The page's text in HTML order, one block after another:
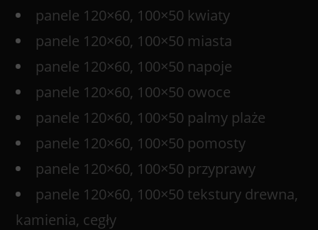
panele 120×60, 100×50 kwiaty
panele 120×60, 100×50 miasta
panele 120×60, 100×50 napoje
panele 120×60, 100×50 owoce
panele 120×60, 100×50 palmy plaże
panele 120×60, 100×50 pomosty
panele 120×60, 100×50 przyprawy
panele 120×60, 100×50 tekstury drewna,
kamienia, cegły